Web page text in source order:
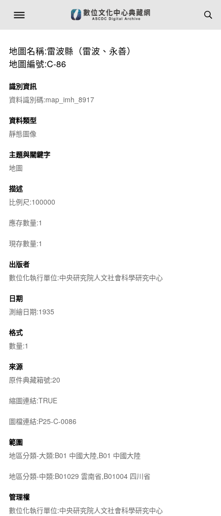
地圖名稱:雷波縣（雷波、永善）
地圖編號:C-86
識別資訊
資料識別碼:map_imh_8917
資料類型
靜態圖像
主題與關鍵字
地圖
描述
比例尺:100000
應存數量:1
現存數量:1
出版者
數位化執行單位:中央研究院人文社會科學研究中心
日期
測繪日期:1935
格式
數量:1
來源
原件典藏箱號:20
縮圖連結:TRUE
圖檔連結:P25-C-0086
範圍
地區分類-大類:B01 中國大陸,B01 中國大陸
地區分類-中類:B01029 雲南省,B01004 四川省
管理權
數位化執行單位:中央研究院人文社會科學研究中心